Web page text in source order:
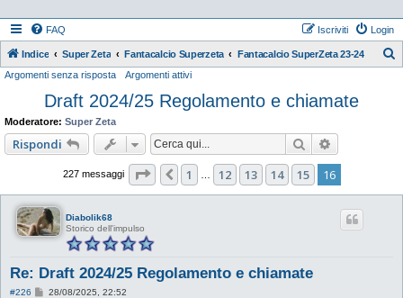
FAQ Login
Iscriviti
Indice Super Zeta Fantacalcio Superzeta Fantacalcio SuperZeta 23-24
Argomenti senza risposta Argomenti attivi
Draft 2024/25 Regolamento e chiamate
Moderatore: Super Zeta
Rispondi Cerca
227 messaggi Pagina di16
Precedente
1 12 13 14 15 16
Diabolik68
Storico dell'impulso
Re: Draft 2024/25 Regolamento e chiamate
#226
M28/08/2025, 22:52